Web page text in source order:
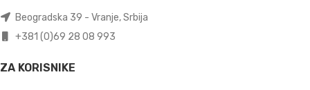
Beogradska 39 - Vranje, Srbija
+381 (0)69 28 08 993
ZA KORISNIKE